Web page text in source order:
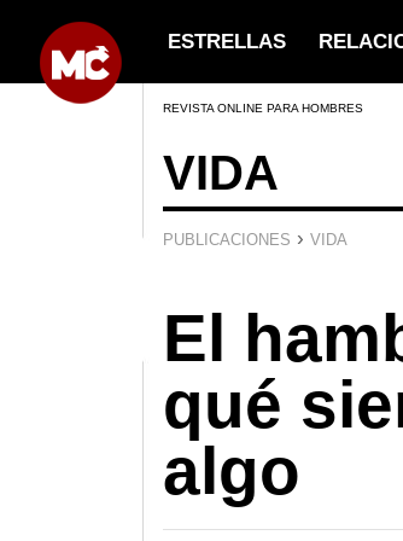
ESTRELLAS
REVISTA ONLINE PARA HOMBRES
VIDA
PUBLICACIONES › VIDA
El
qué
algo